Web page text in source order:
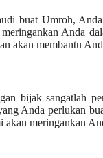
buat Umroh,
Anda
akan membantu
bijak sangatlah
Anda perlukan
meringankan